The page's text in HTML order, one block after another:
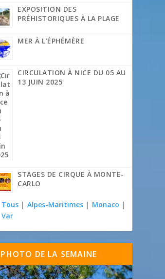
EXPOSITION DES
PRÉHISTORIQUES À LA PLAGE
MER À L’ÉPHÉMÈRE
CIRCULATION À NICE DU 05 AU
13 JUIN 2025
STAGES DE CIRQUE À MONTE-
CARLO
Tous | Alpes-Maritimes | Monaco |
Var
PHOTO DE LA SEMAINE